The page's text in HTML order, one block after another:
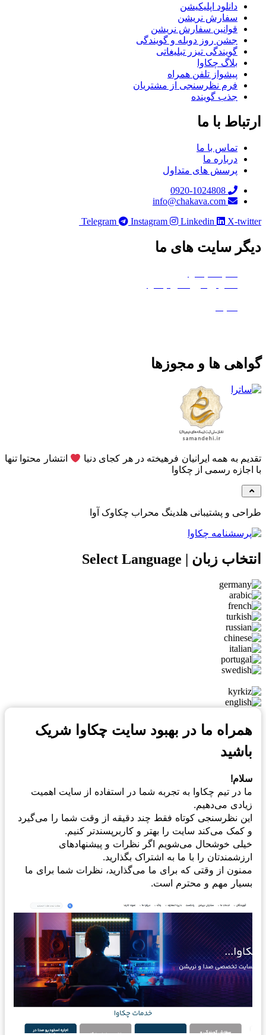
دانلود اپلیکیشن
سفارش نریشن
قوانین سفارش نریشن
جشن روز دوبله و گویندگی
گویندگی تیزر تبلیغاتی
بلاگ چکاوا
پیشواز تلفن همراه
فرم نظرسنجی از مشتریان
جذب گوینده
ارتباط با ما
تماس با ما
درباره ما
پرسش های متداول
0920-1024808
info@chakava.com
Telegram
Instagram Linkedin X-twitter
دیگر سایت های ما
گواهی ها و مجوزها
تقدیم به همه ایرانیان فرهیخته در هر کجای دنیا
انتشار محتوا تنها
با اجازه رسمی از چکاوا
طراحی و پشتیبانی هلدینگ محراب چکاوک آوا
انتخاب زبان | Select Language